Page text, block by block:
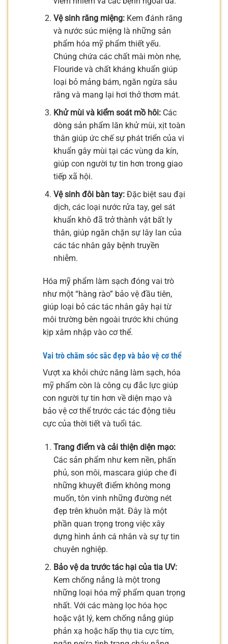
Vệ sinh răng miệng:Kem đánh răng
và nước súc miệng là những sản
phẩm hóa mỹ phẩm thiết yếu.
Chúng chứa các chất mài mòn nhẹ,
Flouride và chất kháng khuẩn giúp
loại bỏ mảng bám, ngăn ngừa sâu
răng và mang lại hơi thở thơm mát.
Khử mùi và kiểm soát mồ hôi:Các
dòng sản phẩm lăn khử mùi, xịt toàn
thân giúp ức chế sự phát triển của vi
khuẩn gây mùi tại các vùng da kín,
giúp con người tự tin hơn trong giao
tiếp xã hội.
Vệ sinh đôi bàn tay:Đặc biệt sau đại
dịch, các loại nước rửa tay, gel sát
khuẩn khô đã trở thành vật bất ly
thân, giúp ngăn chặn sự lây lan của
các tác nhân gây bệnh truyền
nhiễm.
Hóa mỹ phẩm làm sạch đóng vai trò
như một “hàng rào” bảo vệ đầu tiên,
giúp loại bỏ các tác nhân gây hại từ
môi trường bên ngoài trước khi chúng
kịp xâm nhập vào cơ thể.
Vai trò chăm sóc sắc đẹp và bảo vệ cơ thể
Vượt xa khỏi chức năng làm sạch, hóa
mỹ phẩm còn là công cụ đắc lực giúp
con người tự tin hơn về diện mạo và
bảo vệ cơ thể trước các tác động tiêu
cực của thời tiết và tuổi tác.
Trang điểm và cải thiện diện mạo:
Các sản phẩm như kem nền, phấn
phủ, son môi, mascara giúp che đi
những khuyết điểm không mong
muốn, tôn vinh những đường nét
đẹp trên khuôn mặt. Đây là một
phần quan trọng trong việc xây
dựng hình ảnh cá nhân và sự tự tin
chuyên nghiệp.
Bảo vệ da trước tác hại của tia UV:
Kem chống nắng là một trong
những loại hóa mỹ phẩm quan trọng
nhất. Với các màng lọc hóa học
hoặc vật lý, kem chống nắng giúp
phản xạ hoặc hấp thụ tia cực tím,